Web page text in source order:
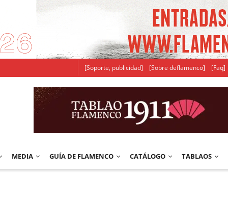
[Soporte, publicidad] [Sobre deflamenco] [Faq]
MEDIA GUÍA DE FLAMENCO CATÁLOGO TABLAOS